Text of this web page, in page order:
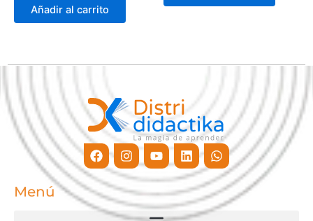
Añadir al carrito
FacebookInstagram
YoutubeLinkedinWhatsapp
Menú